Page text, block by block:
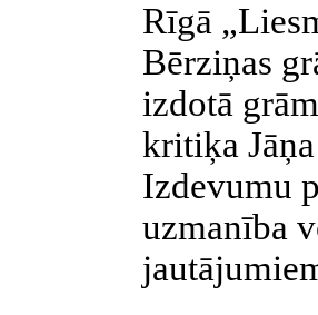
Rīgā
Bērziņas
izdotā
kritiķa
Izdevumu
uzmanība